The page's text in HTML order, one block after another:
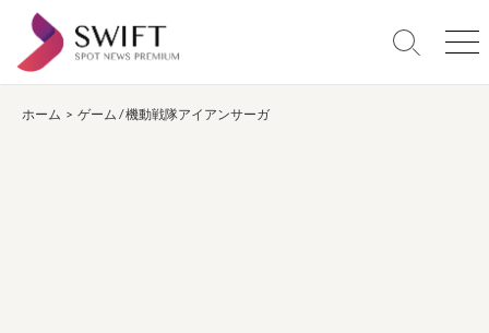
テ
検
メ
ホーム > ゲーム /機動戦隊アイアンサーガ